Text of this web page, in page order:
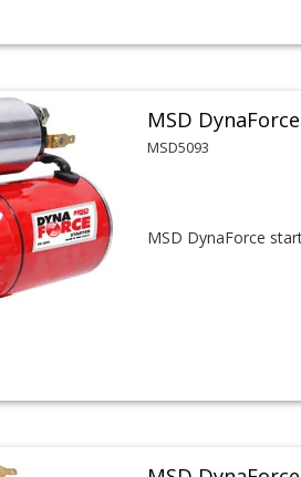
MSD
MSD5093
MSD DynaForce